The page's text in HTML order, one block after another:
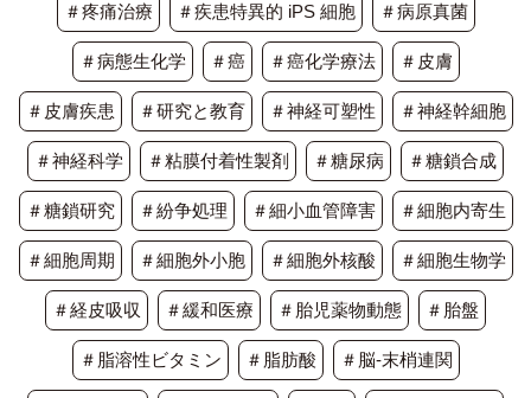
＃疼痛治療 ＃疾患特異的 iPS 細胞 ＃病原真菌
＃病態生化学 ＃癌 ＃癌化学療法 ＃皮膚
＃皮膚疾患 ＃研究と教育 ＃神経可塑性 ＃神経幹細胞
＃神経科学 ＃粘膜付着性製剤 ＃糖尿病 ＃糖鎖合成
＃糖鎖研究 ＃紛争処理 ＃細小血管障害 ＃細胞内寄生
＃細胞周期 ＃細胞外小胞 ＃細胞外核酸 ＃細胞生物学
＃経皮吸収 ＃緩和医療 ＃胎児薬物動態 ＃胎盤
＃脂溶性ビタミン ＃脂肪酸 ＃脳-末梢連関